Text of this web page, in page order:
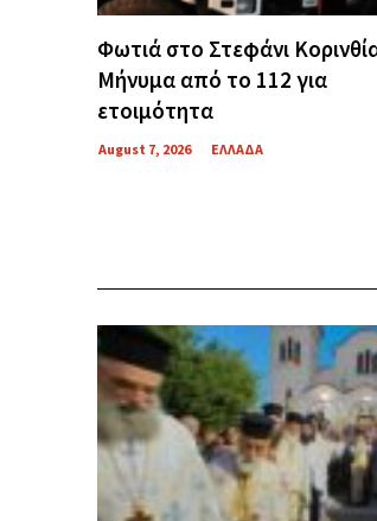
Φωτιά στο Στεφάνι
Μήνυμα από το 112 για
ετοιμότητα
August 7, 2026 ΕΛΛΑΔΑ